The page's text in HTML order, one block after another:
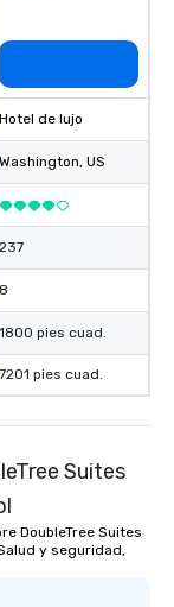
Hotel de lujo
Washington, US
237
8
1800 pies cuad.
7201 pies cuad.
Suites
DoubleTree Suites
y seguridad,